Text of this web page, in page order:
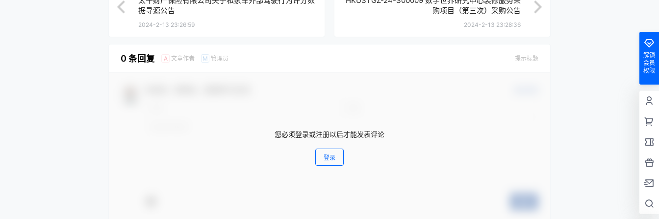
据寻源公告
2024-2-13 23:26:59
购项目（第三次）采购公告
2024-2-13 23:28:36
0 条回复 A 文章作者 M 管理员 提示标题
您必须登录或注册以后才能发表评论
登录
解锁
会员
权限